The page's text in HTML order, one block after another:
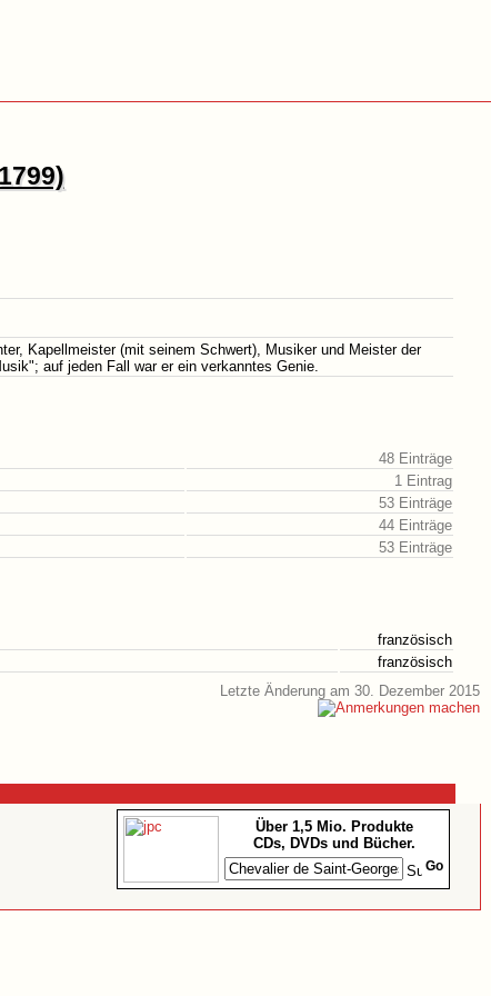
Kapellmeister (mit seinem Schwert), Musiker und Meister der
auf jeden Fall war er ein verkanntes Genie.
48 Einträge
1 Eintrag
53 Einträge
44 Einträge
53 Einträge
französisch
französisch
Letzte Änderung am 30. Dezember 2015
Über 1,5 Mio. Produkte
CDs, DVDs und Bücher.
Go